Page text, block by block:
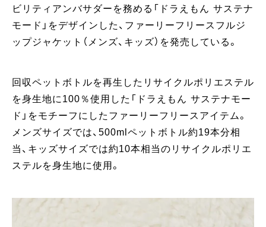
ビリティアンバサダーを務める「ドラえもん サステナ
モード」をデザインした、ファーリーフリースフルジ
ップジャケット（メンズ、キッズ）を発売している。
回収ペットボトルを再生したリサイクルポリエステル
を身生地に100％使用した「ドラえもん サステナモー
ド」をモチーフにしたファーリーフリースアイテム。
メンズサイズでは、500mlペットボトル約19本分相
当、キッズサイズでは約10本相当のリサイクルポリエ
ステルを身生地に使用。